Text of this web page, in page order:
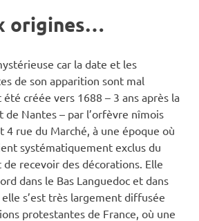
origines…
car la date et les
de son apparition sont mal
créée vers 1688 – 3 ans après la
de Nantes – par l’orfèvre nîmois
4 rue du Marché, à une époque où
systématiquement exclus du
recevoir des décorations. Elle
dans le Bas Languedoc et dans
elle s’est très largement diffusée
protestantes de France, où une